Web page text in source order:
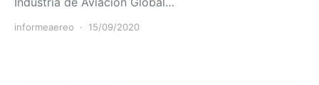
informeaereo 15/09/2020